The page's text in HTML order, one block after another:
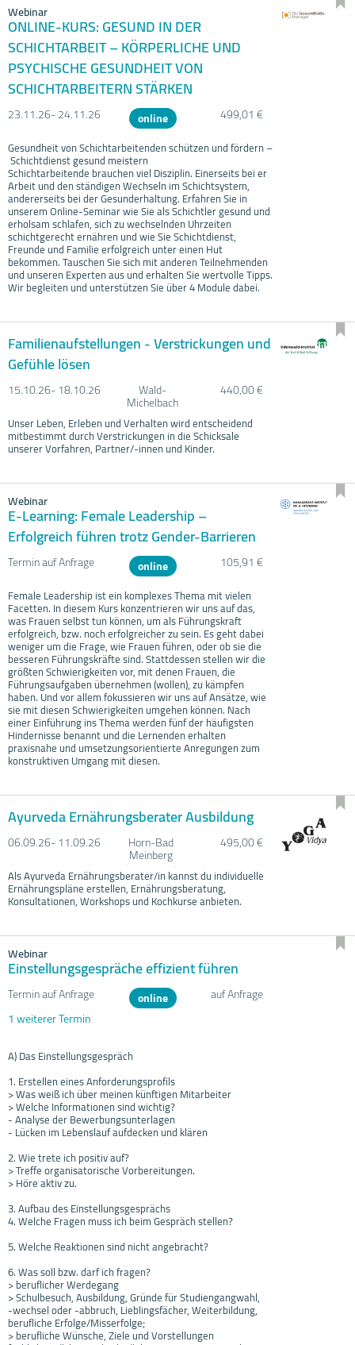
Webinar
ONLINE-KURS: GESUND IN DER
SCHICHTARBEIT – KÖRPERLICHE UND
PSYCHISCHE GESUNDHEIT VON
SCHICHTARBEITERN STÄRKEN
23.11.26- 24.11.26 online 499,01 €
Gesundheit von Schichtarbeitenden schützen und fördern –
Schichtdienst gesund meistern
Schichtarbeitende brauchen viel Disziplin. Einerseits bei er
Arbeit und den ständigen Wechseln im Schichtsystem,
andererseits bei der Gesunderhaltung. Erfahren Sie in
unserem Online-Seminar wie Sie als Schichtler gesund und
erholsam schlafen, sich zu wechselnden Uhrzeiten
schichtgerecht ernähren und wie Sie Schichtdienst,
Freunde und Familie erfolgreich unter einen Hut
bekommen. Tauschen Sie sich mit anderen Teilnehmenden
und unseren Experten aus und erhalten Sie wertvolle Tipps.
Wir begleiten und unterstützen Sie über 4 Module dabei.
Familienaufstellungen - Verstrickungen und
Gefühle lösen
15.10.26- 18.10.26 Wald-
Michelbach
440,00 €
Unser Leben, Erleben und Verhalten wird entscheidend
mitbestimmt durch Verstrickungen in die Schicksale
unserer Vorfahren, Partner/-innen und Kinder.
Webinar
E-Learning: Female Leadership –
Erfolgreich führen trotz Gender-Barrieren
Termin auf Anfrage online 105,91 €
Female Leadership ist ein komplexes Thema mit vielen
Facetten. In diesem Kurs konzentrieren wir uns auf das,
was Frauen selbst tun können, um als Führungskraft
erfolgreich, bzw. noch erfolgreicher zu sein. Es geht dabei
weniger um die Frage, wie Frauen führen, oder ob sie die
besseren Führungskräfte sind. Stattdessen stellen wir die
größten Schwierigkeiten vor, mit denen Frauen, die
Führungsaufgaben übernehmen (wollen), zu kämpfen
haben. Und vor allem fokussieren wir uns auf Ansätze, wie
sie mit diesen Schwierigkeiten umgehen können. Nach
einer Einführung ins Thema werden fünf der häufigsten
Hindernisse benannt und die Lernenden erhalten
praxisnahe und umsetzungsorientierte Anregungen zum
konstruktiven Umgang mit diesen.
Ayurveda Ernährungsberater Ausbildung
06.09.26- 11.09.26 Horn-Bad
Meinberg
495,00 €
Als Ayurveda Ernährungsberater/in kannst du individuelle
Ernährungspläne erstellen, Ernährungsberatung,
Konsultationen, Workshops und Kochkurse anbieten.
Webinar
Einstellungsgespräche effizient führen
Termin auf Anfrage online
auf Anfrage
1 weiterer Termin
A) Das Einstellungsgespräch
1. Erstellen eines Anforderungsprofils
> Was weiß ich über meinen künftigen Mitarbeiter
> Welche Informationen sind wichtig?
- Analyse der Bewerbungsunterlagen
- Lücken im Lebenslauf aufdecken und klären
2. Wie trete ich positiv auf?
> Treffe organisatorische Vorbereitungen.
> Höre aktiv zu.
3. Aufbau des Einstellungsgesprächs
4. Welche Fragen muss ich beim Gespräch stellen?
5. Welche Reaktionen sind nicht angebracht?
6. Was soll bzw. darf ich fragen?
> beruflicher Werdegang
> Schulbesuch, Ausbildung, Gründe für Studiengangwahl,
-wechsel oder -abbruch, Lieblingsfächer, Weiterbildung,
berufliche Erfolge/Misserfolge;
> berufliche Wünsche, Ziele und Vorstellungen